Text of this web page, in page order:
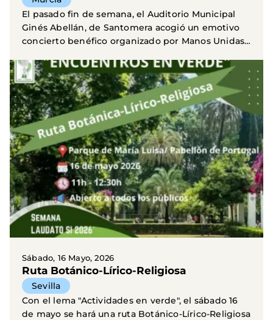
El pasado fin de semana, el Auditorio Municipal
Ginés Abellán, de Santomera acogió un emotivo
concierto benéfico organizado por Manos Unidas
Sábado, 16 Mayo, 2026
Ruta Botánico-Lírico-Religiosa
Sevilla
Con el lema "Actividades en verde", el sábado 16
de mayo se hará una ruta Botánico-Lírico-Religiosa